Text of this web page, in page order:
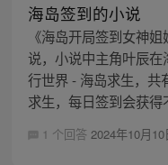
海岛签到的小说
《海岛开局签到女神
说，小说中主角叶辰
行世界 - 海岛求生，
求生，每日签到会获
1 个回答 2024年10月